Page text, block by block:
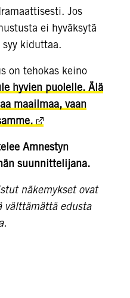
Jos
ei hyväksytä
kiduttaa.
on tehokas keino
hyvien puolelle. Älä
maailmaa, vaan
Amnestyn
suunnittelijana.
näkemykset ovat
välttämättä edusta